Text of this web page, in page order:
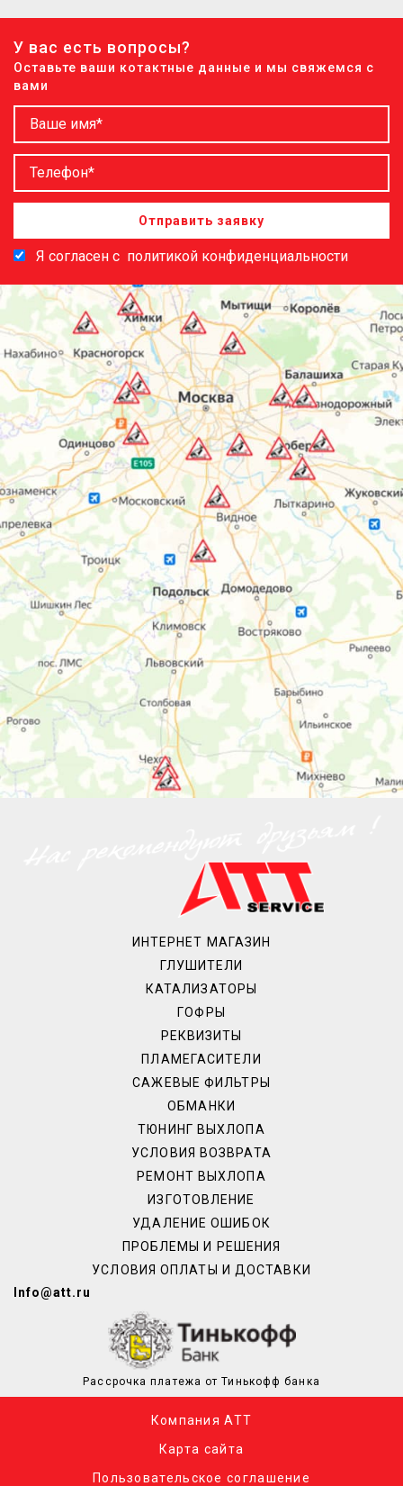
У вас есть вопросы?
Оставьте ваши котактные данные и мы свяжемся с
вами
Отправить заявку
Я согласен с политикой конфиденциальности
ИНТЕРНЕТ МАГАЗИН
ГЛУШИТЕЛИ
КАТАЛИЗАТОРЫ
ГОФРЫ
РЕКВИЗИТЫ
ПЛАМЕГАСИТЕЛИ
САЖЕВЫЕ ФИЛЬТРЫ
ОБМАНКИ
ТЮНИНГ ВЫХЛОПА
УСЛОВИЯ ВОЗВРАТА
РЕМОНТ ВЫХЛОПА
ИЗГОТОВЛЕНИЕ
УДАЛЕНИЕ ОШИБОК
ПРОБЛЕМЫ И РЕШЕНИЯ
УСЛОВИЯ ОПЛАТЫ И ДОСТАВКИ
Info@att.ru
Рассрочка платежа от Тинькофф банка
Компания АТТ
Карта сайта
Пользовательское соглашение